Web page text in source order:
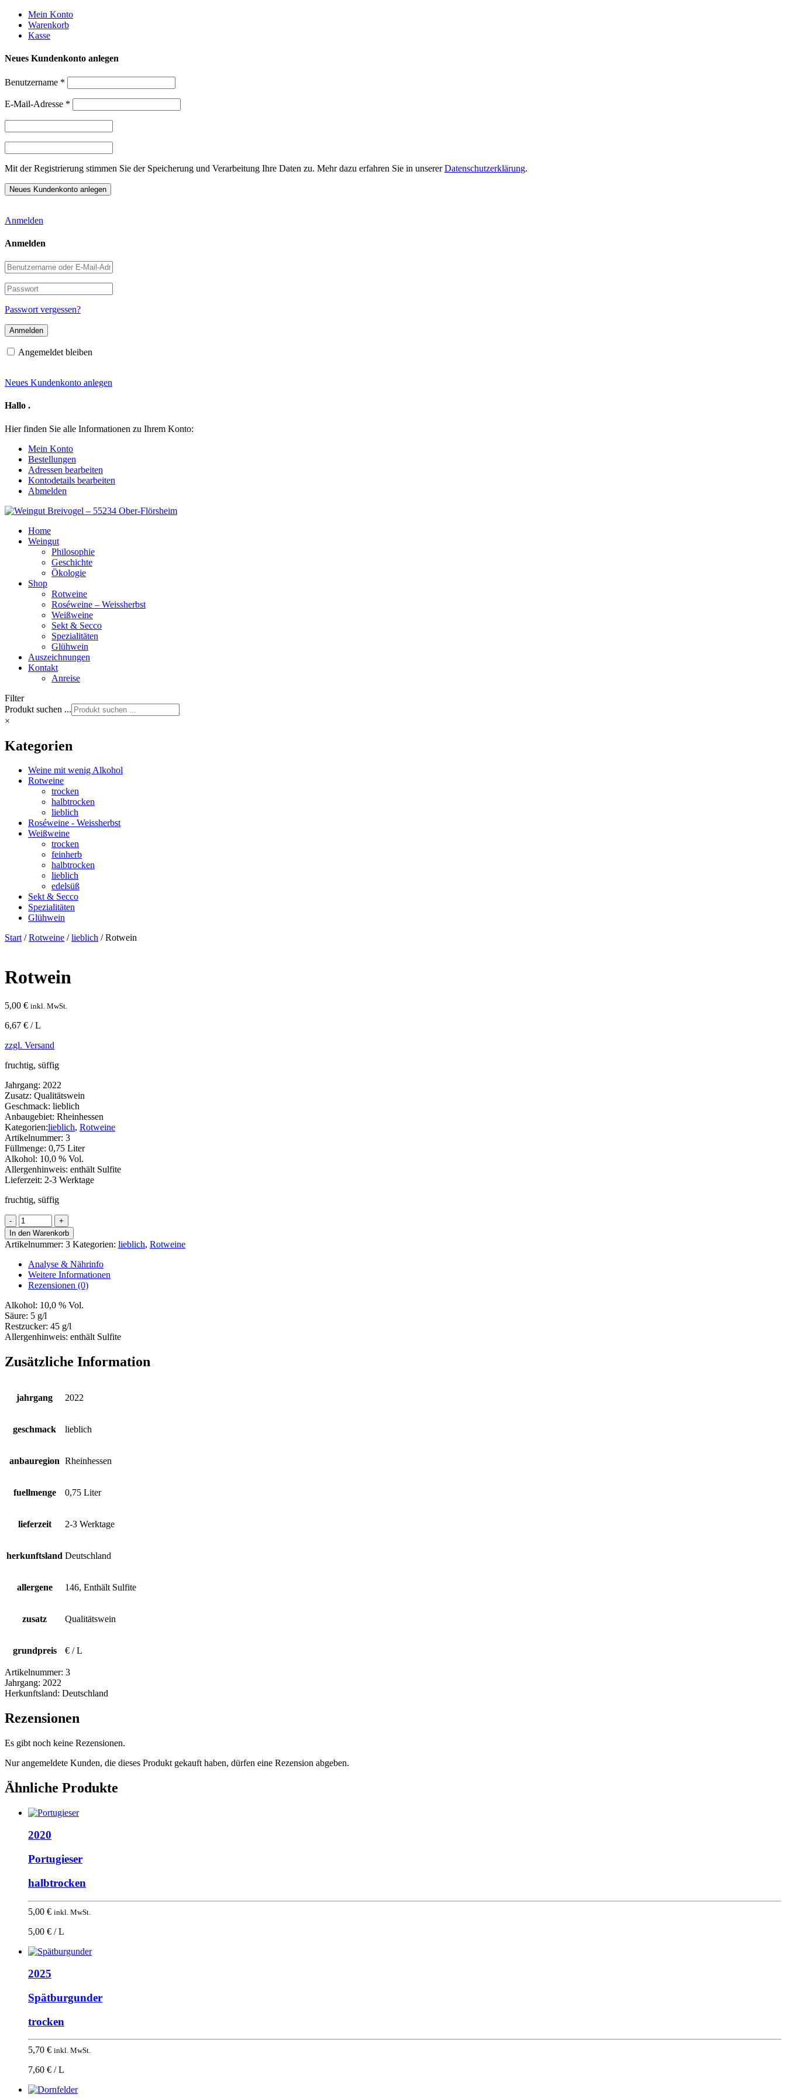
Weiter
zum
Inhalt
Mein Konto
Warenkorb
Kasse
Neues Kundenkonto anlegen
Benutzername *
E-Mail-Adresse *
Mit der Registrierung stimmen Sie der Speicherung und Verarbeitung Ihre Daten zu. Mehr dazu erfahren Sie in unsererDatenschutzerklärung.
Anmelden
Anmelden
Benutzername
oder
E-
Mail-
Adresse
Passwort
Passwort vergessen?
Angemeldet bleiben
Neues Kundenkonto anlegen
Hallo .
Hier finden Sie alle Informationen zu Ihrem Konto:
Mein Konto
Bestellungen
Adressen bearbeiten
Kontodetails bearbeiten
Abmelden
Home
Weingut
Philosophie
Geschichte
Ökologie
Shop
Rotweine
Roséweine – Weissherbst
Weißweine
Sekt & Secco
Spezialitäten
Glühwein
Auszeichnungen
Kontakt
Anreise
Filter
Produkt suchen ...
×
Kategorien
Weine mit wenig Alkohol
Rotweine
trocken
halbtrocken
lieblich
Roséweine - Weissherbst
Weißweine
trocken
feinherb
halbtrocken
lieblich
edelsüß
Sekt & Secco
Spezialitäten
Glühwein
Start/Rotweine /lieblich / Rotwein
Rotwein
5,00 € inkl. MwSt.
6,67 € / L
zzgl. Versand
fruchtig, süffig
Jahrgang: 2022
Zusatz: Qualitätswein
Geschmack: lieblich
Anbaugebiet: Rheinhessen
Kategorien:lieblich, Rotweine
Artikelnummer: 3
Füllmenge: 0,75 Liter
Alkohol: 10,0 % Vol.
Allergenhinweis: enthält Sulfite
Lieferzeit: 2-3 Werktage
fruchtig, süffig
Rotwein
Menge
In den Warenkorb
Artikelnummer: 3 Kategorien: lieblich, Rotweine
Analyse & Nährinfo
Weitere Informationen
Rezensionen (0)
Alkohol: 10,0 % Vol.
Säure: 5 g/l
Restzucker: 45 g/l
Allergenhinweis: enthält Sulfite
Zusätzliche Information
jahrgang 2022
geschmack lieblich
anbauregion Rheinhessen
fuellmenge 0,75 Liter
lieferzeit 2-3 Werktage
herkunftsland Deutschland
allergene 146, Enthält Sulfite
zusatz Qualitätswein
grundpreis € / L
Artikelnummer: 3
Jahrgang: 2022
Herkunftsland: Deutschland
Rezensionen
Es gibt noch keine Rezensionen.
Nur angemeldete Kunden, die dieses Produkt gekauft haben, dürfen eine Rezension abgeben.
Ähnliche Produkte
2020
Portugieser
halbtrocken
5,00 € inkl. MwSt.
5,00 € / L
2025
Spätburgunder
trocken
5,70 € inkl. MwSt.
7,60 € / L